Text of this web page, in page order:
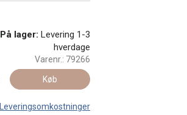
På lager: Levering 1-3
hverdage
Varenr.: 79266
Køb
Leveringsomkostninger